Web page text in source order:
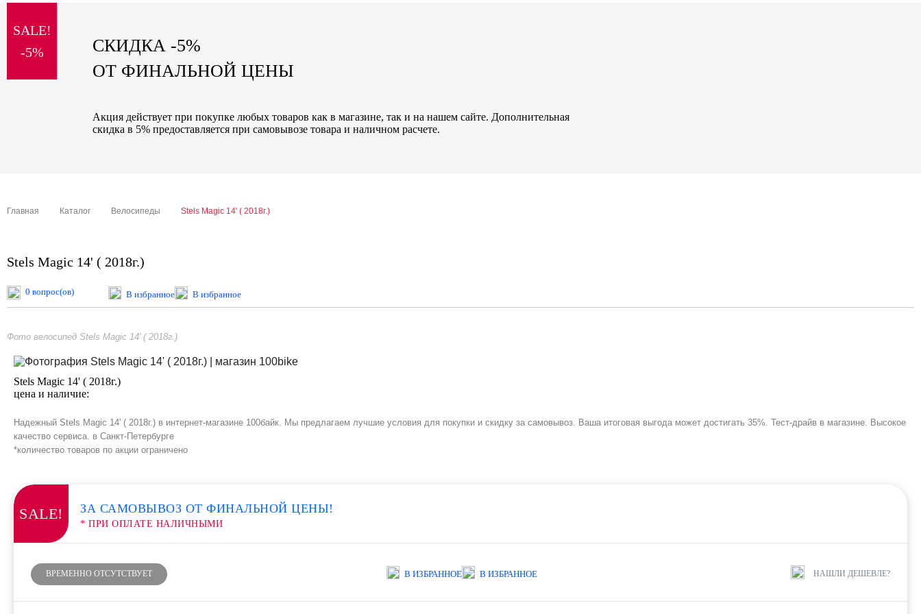
special price
SALE!
-5%
СКИДКА -5%
ОТ ФИНАЛЬНОЙ ЦЕНЫ
Акция действует при покупке любых товаров как в магазине, так и на нашем сайте. Дополнительная
скидка в 5% предоставляется при самовывозе товара и наличном расчете.
Главная Каталог Велосипеды Stels Magic 14' ( 2018г.)
Stels Magic 14' ( 2018г.)
0 вопрос(ов) В избранное В избранное
Фото велосипед Stels Magic 14' ( 2018г.)
Stels Magic 14' ( 2018г.)
цена и наличие:
Надежный Stels Magic 14' ( 2018г.) в интернет-магазине 100байк. Мы предлагаем лучшие условия для покупки и скидку за самовывоз. Ваша итоговая выгода может достигать 35%. Тест-драйв в магазине. Высокое
качество сервиса. в Санкт-Петербурге
*количество товаров по акции ограничено
SALE! ЗА САМОВЫВОЗ ОТ ФИНАЛЬНОЙ ЦЕНЫ!
* ПРИ ОПЛАТЕ НАЛИЧНЫМИ
ВРЕМЕННО ОТСУТСТВУЕТ В ИЗБРАННОЕ В ИЗБРАННОЕ НАШЛИ ДЕШЕВЛЕ?